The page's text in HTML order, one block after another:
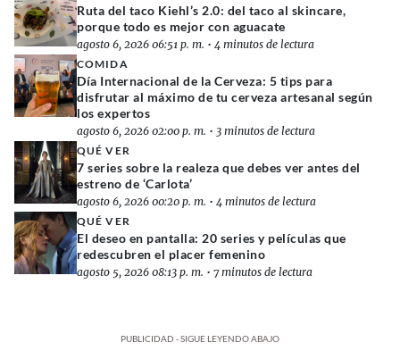
Ruta del taco Kiehl’s 2.0: del taco al skincare,
porque todo es mejor con aguacate
agosto 6, 2026 06:51 p. m. • 4 minutos de lectura
COMIDA
Día Internacional de la Cerveza: 5 tips para
disfrutar al máximo de tu cerveza artesanal según
los expertos
agosto 6, 2026 02:00 p. m. • 3 minutos de lectura
QUÉ VER
7 series sobre la realeza que debes ver antes del
estreno de ‘Carlota’
agosto 6, 2026 00:20 p. m. • 4 minutos de lectura
QUÉ VER
El deseo en pantalla: 20 series y películas que
redescubren el placer femenino
agosto 5, 2026 08:13 p. m. • 7 minutos de lectura
PUBLICIDAD - SIGUE LEYENDO ABAJO